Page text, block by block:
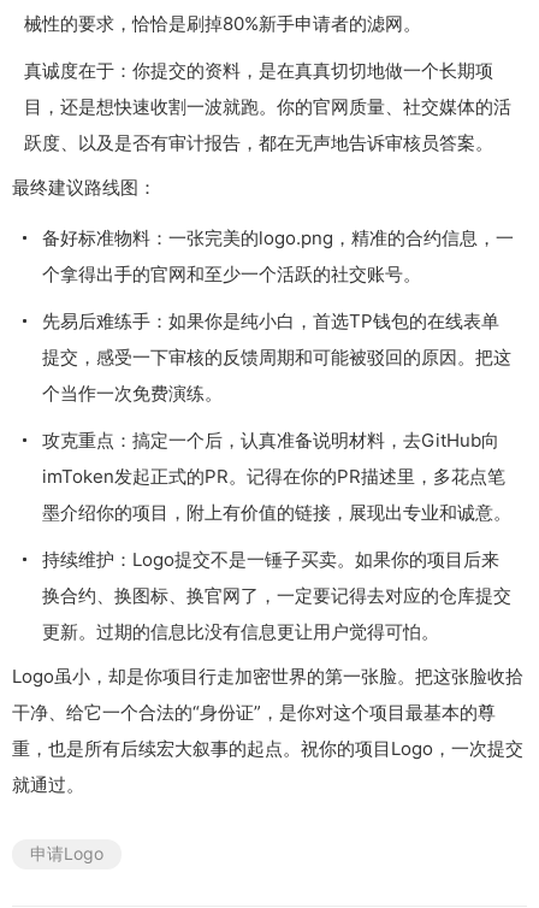
械性的要求，恰恰是刷掉80%新手申请者的滤网。
真诚度在于：你提交的资料，是在真真切切地做一个长期项
目，还是想快速收割一波就跑。你的官网质量、社交媒体的活
跃度、以及是否有审计报告，都在无声地告诉审核员答案。
最终建议路线图：
备好标准物料：一张完美的logo.png ，精准的合约信息，一
个拿得出手的官网和至少一个活跃的社交账号。
先易后难练手：如果你是纯小白，首选TP钱包的在线表单
提交，感受一下审核的反馈周期和可能被驳回的原因。把这
个当作一次免费演练。
攻克重点：搞定一个后，认真准备说明材料，去GitHub向
imToken发起正式的PR。记得在你的PR描述里，多花点笔
墨介绍你的项目，附上有价值的链接，展现出专业和诚意。
持续维护：Logo提交不是一锤子买卖。如果你的项目后来
换合约、换图标、换官网了，一定要记得去对应的仓库提交
更新。过期的信息比没有信息更让用户觉得可怕。
Logo虽小，却是你项目行走加密世界的第一张脸。把这张脸收拾
干净、给它一个合法的“身份证”，是你对这个项目最基本的尊
重，也是所有后续宏大叙事的起点。祝你的项目Logo，一次提交
就通过。
申请Logo